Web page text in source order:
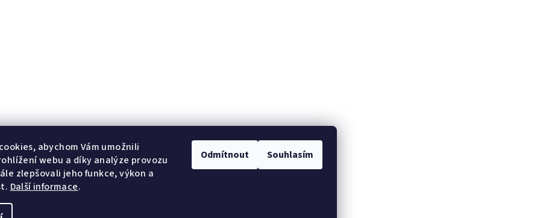
abychom Vám umožnili
webu a díky analýze provozu
zlepšovali jeho funkce, výkon a
Další informace.
Odmítnout Souhlasím